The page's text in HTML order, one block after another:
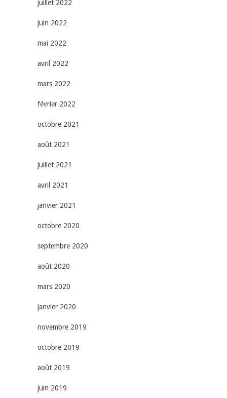
juillet 2022
juin 2022
mai 2022
avril 2022
mars 2022
février 2022
octobre 2021
août 2021
juillet 2021
avril 2021
janvier 2021
octobre 2020
septembre 2020
août 2020
mars 2020
janvier 2020
novembre 2019
octobre 2019
août 2019
juin 2019